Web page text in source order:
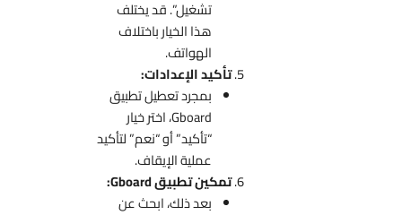
تشغيل”. قد يختلف
هذا الخيار باختلاف
الهواتف.
تأكيد الإعدادات:
بمجرد تعطيل تطبيق
Gboard، اختر خيار
“تأكيد” أو “نعم” لتأكيد
عملية الإيقاف.
تمكين تطبيق Gboard:
بعد ذلك، ابحث عن